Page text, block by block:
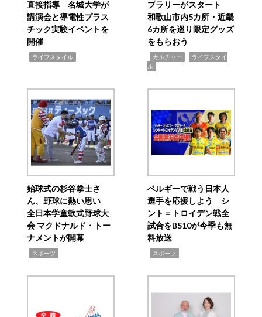
直接指導 名城大学が
講演会と導電性プラス
チック実験イベントを
開催
ライフスタイル
プラリーがスタート
和歌山市内5カ所・近畿
6カ所を巡り限定グッズ
をもらおう
カルチャー
ライフスタイ
ル
始球式の杉谷拳士さ
ん、野球に熱い思い
全日本学童軟式野球大
会 マクドナルド・トー
ナメントが開幕
スポーツ
ベルギーで戦う日本人
選手を応援しよう シ
ント＝トロイデン戦全
試合をBS10が今季も無
料放送
スポーツ